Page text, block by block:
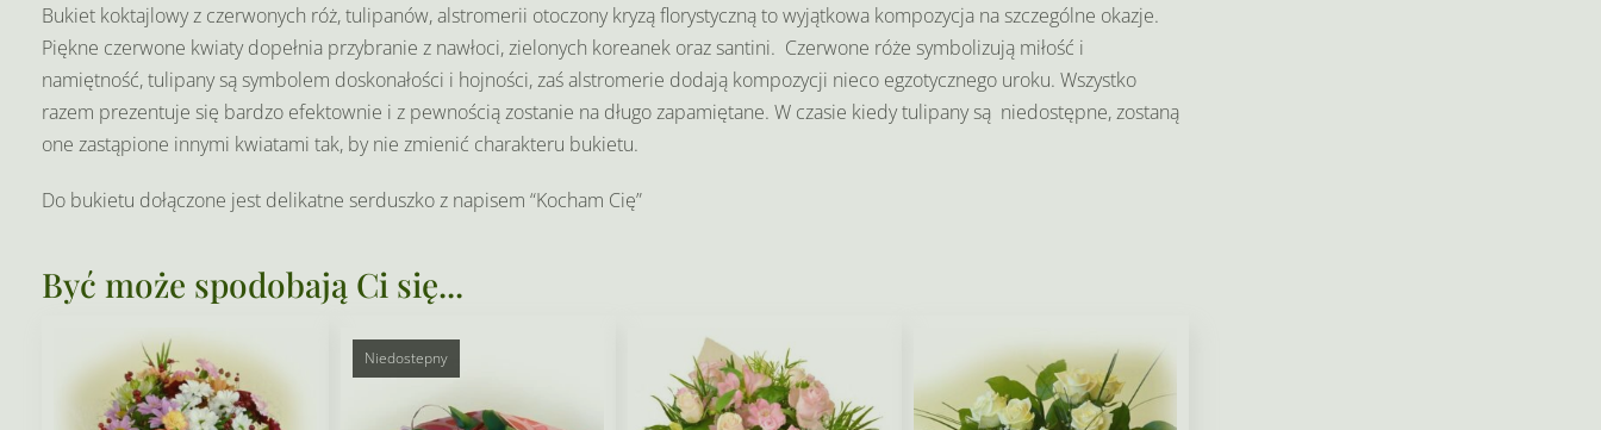
Bukiet koktajlowy z czerwonych róż, tulipanów, alstromerii otoczony kryzą florystyczną to wyjątkowa kompozycja na szczególne okazje.
Piękne czerwone kwiaty dopełnia przybranie z nawłoci, zielonych koreanek oraz santini. Czerwone róże symbolizują miłość i
namiętność, tulipany są symbolem doskonałości i hojności, zaś alstromerie dodają kompozycji nieco egzotycznego uroku. Wszystko
razem prezentuje się bardzo efektownie i z pewnością zostanie na długo zapamiętane. W czasie kiedy tulipany są niedostępne, zostaną
one zastąpione innymi kwiatami tak, by nie zmienić charakteru bukietu.
Do bukietu dołączone jest delikatne serduszko z napisem “Kocham Cię”
Być może spodobają Ci się...
Niedostepny